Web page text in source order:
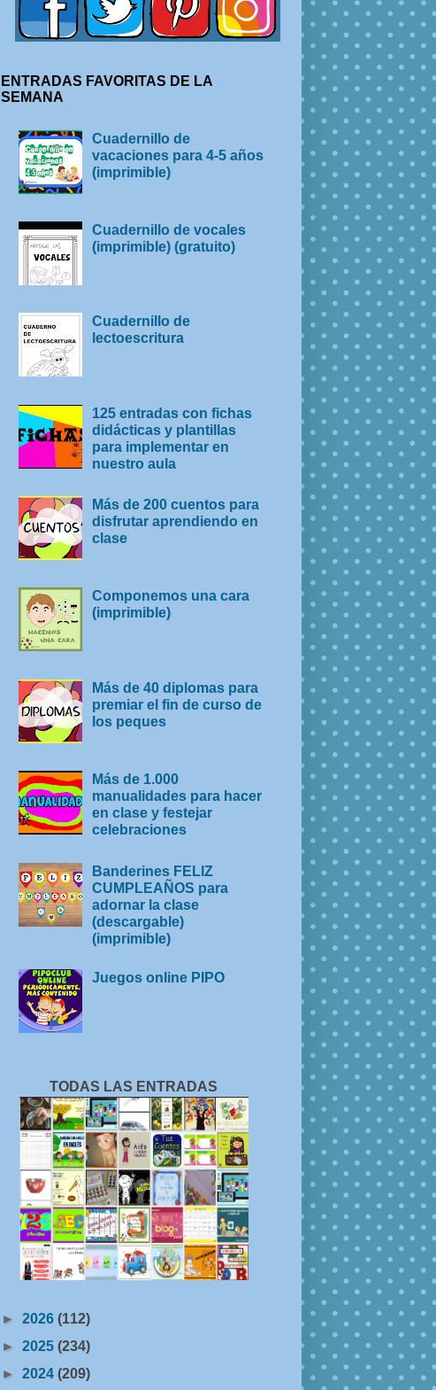
ENTRADAS FAVORITAS DE LA
SEMANA
Cuadernillo de
vacaciones para 4-5 años
(imprimible)
Cuadernillo de vocales
(imprimible) (gratuito)
Cuadernillo de
lectoescritura
125 entradas con fichas
didácticas y plantillas
para implementar en
nuestro aula
Más de 200 cuentos para
disfrutar aprendiendo en
clase
Componemos una cara
(imprimible)
Más de 40 diplomas para
premiar el fin de curso de
los peques
Más de 1.000
manualidades para hacer
en clase y festejar
celebraciones
Banderines FELIZ
CUMPLEAÑOS para
adornar la clase
(descargable)
(imprimible)
Juegos online PIPO
TODAS LAS ENTRADAS
► 2026 (112)
► 2025 (234)
► 2024 (209)